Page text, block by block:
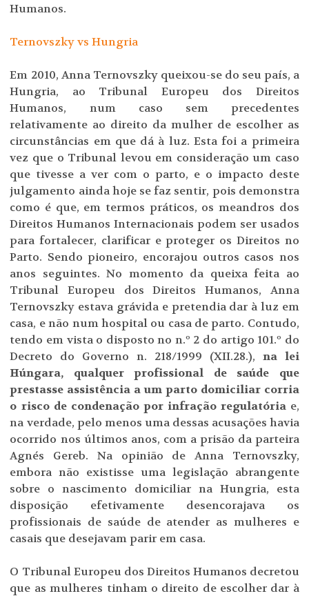
Humanos.
Ternovszky vs Hungria
Em 2010, Anna Ternovszky queixou-se do seu país, a
Hungria, ao Tribunal Europeu dos Direitos
Humanos, num caso sem precedentes
relativamente ao direito da mulher de escolher as
circunstâncias em que dá à luz. Esta foi a primeira
vez que o Tribunal levou em consideração um caso
que tivesse a ver com o parto, e o impacto deste
julgamento ainda hoje se faz sentir, pois demonstra
como é que, em termos práticos, os meandros dos
Direitos Humanos Internacionais podem ser usados
para fortalecer, clarificar e proteger os Direitos no
Parto. Sendo pioneiro, encorajou outros casos nos
anos seguintes. No momento da queixa feita ao
Tribunal Europeu dos Direitos Humanos, Anna
Ternovszky estava grávida e pretendia dar à luz em
casa, e não num hospital ou casa de parto. Contudo,
tendo em vista o disposto no n.º 2 do artigo 101.º do
Decreto do Governo n. 218/1999 (XII.28.), na lei
Húngara, qualquer profissional de saúde que
prestasse assistência a um parto domiciliar corria
o risco de condenação por infração regulatóriae,
na verdade, pelo menos uma dessas acusações havia
ocorrido nos últimos anos, com a prisão da parteira
Agnés Gereb. Na opinião de Anna Ternovszky,
embora não existisse uma legislação abrangente
sobre o nascimento domiciliar na Hungria, esta
disposição efetivamente desencorajava os
profissionais de saúde de atender as mulheres e
casais que desejavam parir em casa.
O Tribunal Europeu dos Direitos Humanos decretou
que as mulheres tinham o direito de escolher dar à